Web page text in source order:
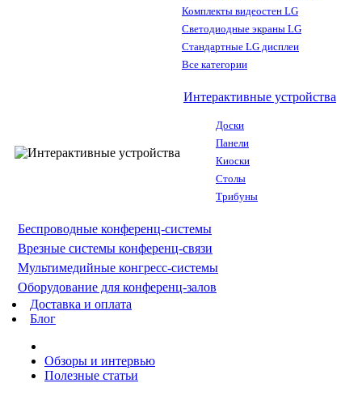
Комплекты видеостен LG
Светодиодные экраны LG
Стандартные LG дисплеи
Все категории
Интерактивные устройства
Доски
Панели
Киоски
Столы
Трибуны
Беспроводные конференц-системы
Врезные системы конференц-связи
Мультимедийные конгресс-системы
Оборудование для конференц-залов
Доставка и оплата
Блог
Обзоры и интервью
Полезные статьи